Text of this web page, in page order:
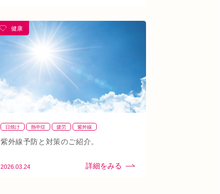
健康
日焼け 熱中症 疲労 紫外線
紫外線予防と対策のご紹介。
2026.03.24